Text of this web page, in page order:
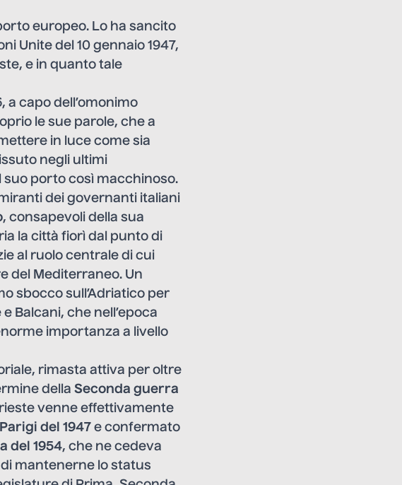
europeo. Lo ha sancito
Unite del 10 gennaio 1947,
e in quanto tale
a capo dell’omonimo
le sue parole, che a
in luce come sia
negli ultimi
suo porto così macchinoso.
dei governanti italiani
, consapevoli della sua
la città fiorì dal punto di
al ruolo centrale di cui
del Mediterraneo. Un
sbocco sull’Adriatico per
Balcani, che nell’epoca
importanza a livello
rimasta attiva per oltre
della Seconda guerra
venne effettivamente
del 1947 e confermato
del 1954, che ne cedeva
di mantenerne lo status